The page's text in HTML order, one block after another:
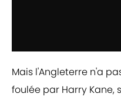
Mais l'Angleterre n'a
foulée par Harry Kane,